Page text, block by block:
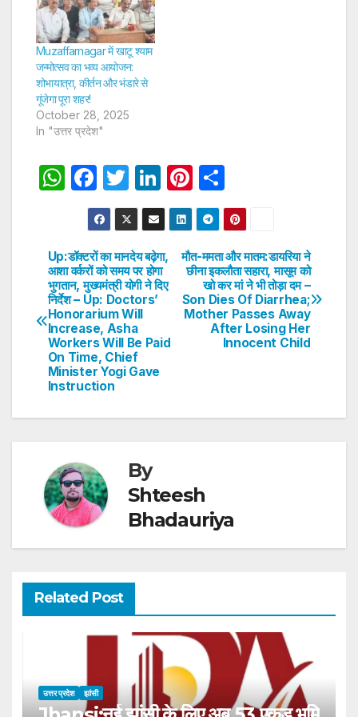
Muzaffarnagar में खाटू श्याम
जन्मोत्सव का भव्य आयोजन:
शोभायात्रा, कीर्तन और भंडारे से
गूंजेगा पूरा शहर!
October 28, 2025
In "उत्तर प्रदेश"
W
s
A
p
p
F
a
c
e
b
o
o
k
T
w
itt
er
Li
n
k
e
dI
Pi
nt
er
e
st
h
ar
e
Post
navigation
मौत-ममता और मातम:डायरिया ने
छीना इकलौता सहारा, मासूम को
खो कर मां ने भी तोड़ा दम –
Son Dies Of Diarrhea;
Mother Passes Away
After Losing Her
Innocent Child
Up:डॉक्टरों का मानदेय बढ़ेगा,
आशा वर्करों को समय पर होगा
भुगतान, मुख्यमंत्री योगी ने दिए
निर्देश – Up: Doctors’
Honorarium Will
Increase, Asha
Workers Will Be Paid
On Time, Chief
Minister Yogi Gave
Instruction
By
Shteesh
Bhadauriya
Related Post
उत्तर प्रदेश झांसी